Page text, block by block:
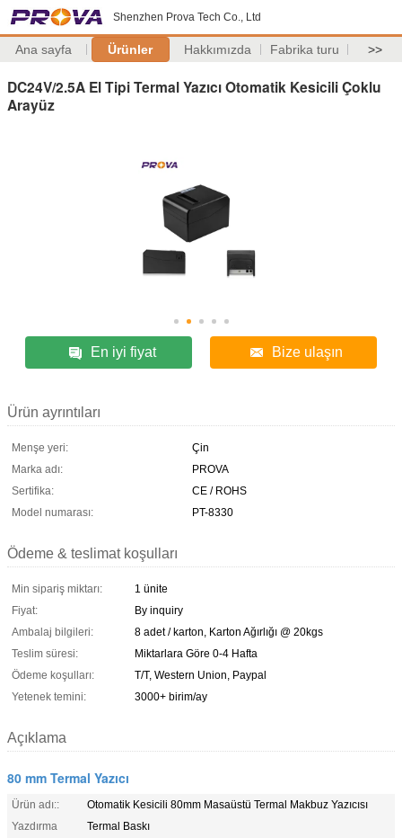
Shenzhen Prova Tech Co., Ltd
Ana sayfa Ürünler Hakkımızda Fabrika turu >>
DC24V/2.5A El Tipi Termal Yazıcı Otomatik Kesicili Çoklu
Arayüz
En iyi fiyat Bize ulaşın
Ürün ayrıntıları
Menşe yeri:
Çin
Marka adı:
PROVA
Sertifika:
CE / ROHS
Model numarası:
PT-8330
Ödeme & teslimat koşulları
Min sipariş miktarı:
1 ünite
Fiyat:
By inquiry
Ambalaj bilgileri:
8 adet / karton, Karton Ağırlığı @ 20kgs
Teslim süresi:
Miktarlara Göre 0-4 Hafta
Ödeme koşulları:
T/T, Western Union, Paypal
Yetenek temini:
3000+ birim/ay
Açıklama
80 mm Termal Yazıcı
Ürün adı::
Otomatik Kesicili 80mm Masaüstü Termal Makbuz Yazıcısı
Yazdırma
Termal Baskı